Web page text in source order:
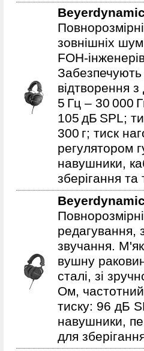
зовнішніх
відтворення
5 Гц – 30 000
105 дБ SPL;
300 г; тиск
регулятором
навушники,
зберігання
редагування,
звучання.
вушну
сталі, зі
Ом,
тиску: 96 дБ
навушники,
для